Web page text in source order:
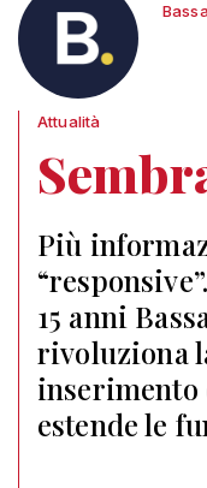
Attualità
Più
15 anni
rivoluziona
inserimento
estende le